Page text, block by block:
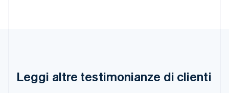
Leggi altre testimonianze di clienti
English Français
Cina continentale